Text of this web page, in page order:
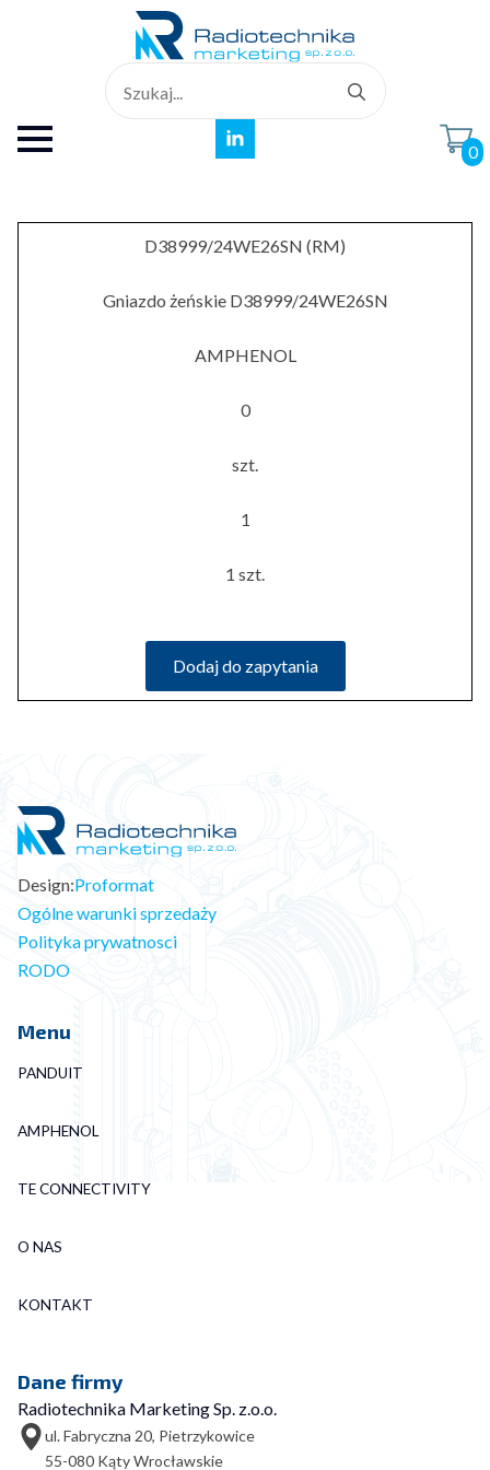
for:
0
D38999/24WE26SN (RM)
Gniazdo żeńskie D38999/24WE26SN
AMPHENOL
0
szt.
1
1 szt.
Dodaj do zapytania
Design:Proformat
Ogólne warunki sprzedaży
Polityka prywatnosci
RODO
Menu
PANDUIT
AMPHENOL
TE CONNECTIVITY
O NAS
KONTAKT
Dane firmy
Radiotechnika Marketing Sp. z.o.o.
ul. Fabryczna 20, Pietrzykowice
55-080 Kąty Wrocławskie